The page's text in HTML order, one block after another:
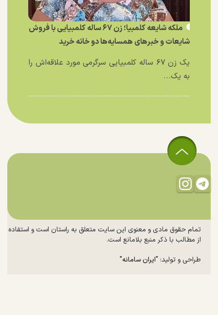
ملکه شایعه کلمبیا؛ زن ۶۷ ساله کلمبیایی با فروش
شایعات و خبر‌های همسایه‌ها دو خانه خرید
یک زن ۶۷ ساله کلمبیایی سرگرمی مورد علاقه‌اش را
به یک...
تمام حقوق مادی و معنوی این سایت متعلق به راستان است و استفاده
از مطالب با ذکر منبع بلامانع است.
طراحی و تولید: "ایران سامانه"